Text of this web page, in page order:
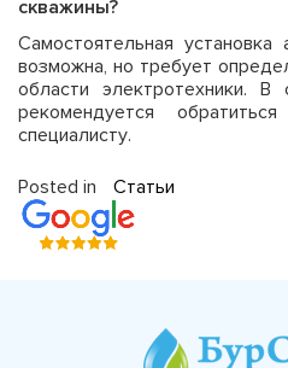
скважины?
Самостоятельная
возможна, но требует
области электротехники. В
рекомендуется
специалисту.
Posted in Статьи